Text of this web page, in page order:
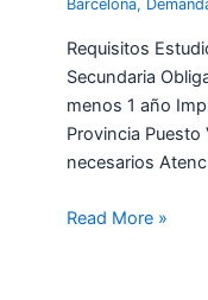
Barcelona,
Requisitos
Secundaria
menos 1 año
Provincia
necesarios
Read More »